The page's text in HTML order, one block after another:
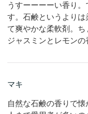
うすーーーーい香り
す。石鹸というよりは
て爽やかな柔軟剤。
ジャスミンとレモンの
マキ
自然な石鹸の香りで